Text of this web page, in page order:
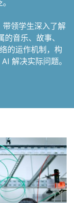
领学生深入了解
音乐、故事、
的运作机制，构
解决实际问题。